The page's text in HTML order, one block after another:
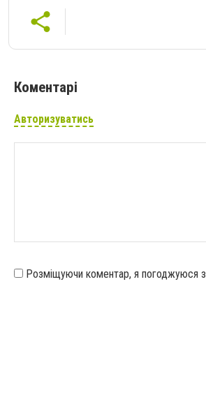
Коментарі
Авторизуватись
Розміщуючи коментар, я погоджуюся з